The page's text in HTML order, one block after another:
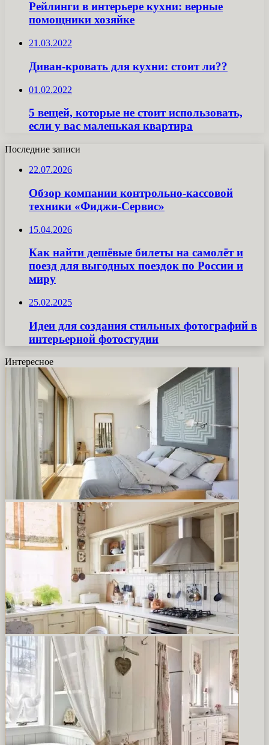
Рейлинги в интерьере кухни: верные
помощники хозяйке
21.03.2022
Диван-кровать для кухни: стоит ли??
01.02.2022
5 вещей, которые не стоит использовать,
если у вас маленькая квартира
Последние записи
22.07.2026
Обзор компании контрольно-кассовой
техники «Фиджи-Сервис»
15.04.2026
Как найти дешёвые билеты на самолёт и
поезд для выгодных поездок по России и
миру
25.02.2025
Идеи для создания стильных фотографий в
интерьерной фотостудии
Интересное